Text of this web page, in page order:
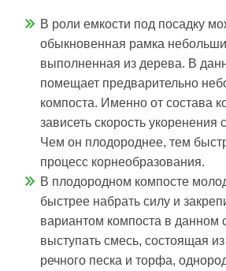
В роли емкости под посадку
обыкновенная рамка
выполненная из дерева. В
помещает предварительно
компоста. Именно от состава
зависеть скорость укоренения
Чем он плодороднее, тем
процесс корнеобразования.
В плодородном компосте
быстрее набрать силу и
вариантом компоста в данном
выступать смесь, состоящая
речного песка и торфа,